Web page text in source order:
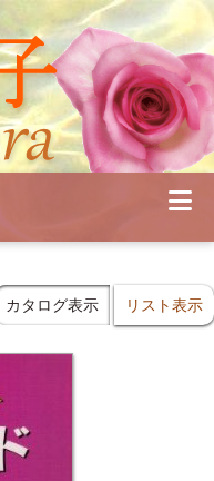
カタログ表示 リスト表示